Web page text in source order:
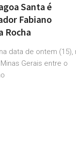
Santa é
Fabiano
Rocha
data de ontem (15),
Gerais entre o